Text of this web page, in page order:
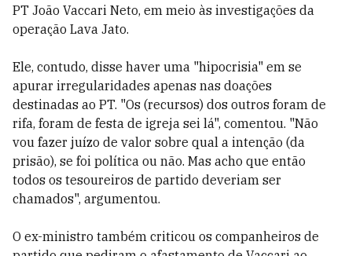
PT João Vaccari Neto, em meio às investigações da
operação Lava Jato.
Ele, contudo, disse haver uma "hipocrisia" em se
apurar irregularidades apenas nas doações
destinadas ao PT. "Os (recursos) dos outros foram de
rifa, foram de festa de igreja sei lá", comentou. "Não
vou fazer juízo de valor sobre qual a intenção (da
prisão), se foi política ou não. Mas acho que então
todos os tesoureiros de partido deveriam ser
chamados", argumentou.
O ex-ministro também criticou os companheiros de